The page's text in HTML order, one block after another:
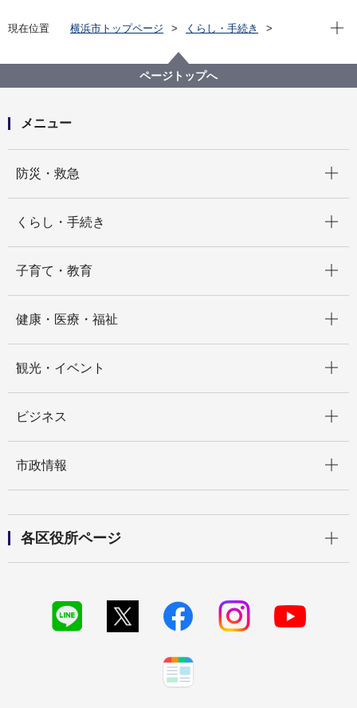
現在位置 横浜市トップページ
くらし・手続き
地区計画・建築協定等
港北区 建築協定一覧
日吉台住宅建築協定
現在
ページトップへ
メニュー
防災・救急
くらし・手続き
子育て・教育
健康・医療・福祉
観光・イベント
ビジネス
市政情報
各区役所ページ